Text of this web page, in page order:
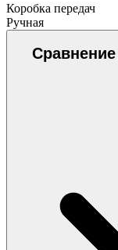
Коробка передач
Ручная